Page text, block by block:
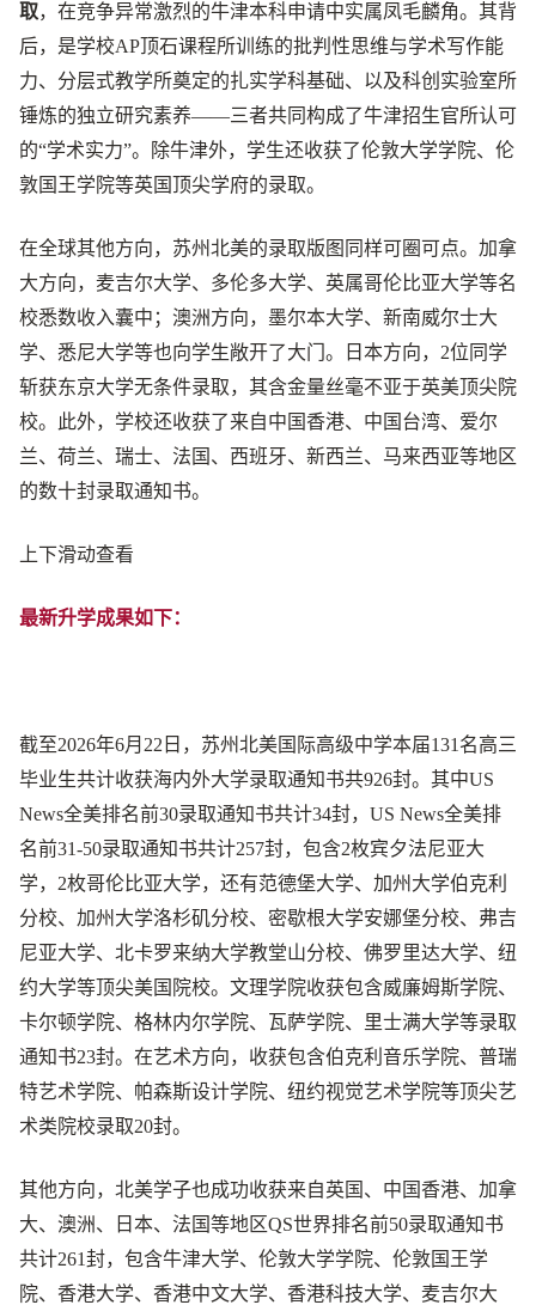
取，在竞争异常激烈的牛津本科申请中实属凤毛麟角。其背
后，是学校AP顶石课程所训练的批判性思维与学术写作能
力、分层式教学所奠定的扎实学科基础、以及科创实验室所
锤炼的独立研究素养——三者共同构成了牛津招生官所认可
的“学术实力”。除牛津外，学生还收获了伦敦大学学院、伦
敦国王学院等英国顶尖学府的录取。
在全球其他方向，苏州北美的录取版图同样可圈可点。加拿
大方向，麦吉尔大学、多伦多大学、英属哥伦比亚大学等名
校悉数收入囊中；澳洲方向，墨尔本大学、新南威尔士大
学、悉尼大学等也向学生敞开了大门。日本方向，2位同学
斩获东京大学无条件录取，其含金量丝毫不亚于英美顶尖院
校。此外，学校还收获了来自中国香港、中国台湾、爱尔
兰、荷兰、瑞士、法国、西班牙、新西兰、马来西亚等地区
的数十封录取通知书。
上下滑动查看
最新升学成果如下：
截至2026年6月22日，苏州北美国际高级中学本届131名高三
毕业生共计收获海内外大学录取通知书共926封。其中US
News全美排名前30录取通知书共计34封，US News全美排
名前31-50录取通知书共计257封，包含2枚宾夕法尼亚大
学，2枚哥伦比亚大学，还有范德堡大学、加州大学伯克利
分校、加州大学洛杉矶分校、密歇根大学安娜堡分校、弗吉
尼亚大学、北卡罗来纳大学教堂山分校、佛罗里达大学、纽
约大学等顶尖美国院校。文理学院收获包含威廉姆斯学院、
卡尔顿学院、格林内尔学院、瓦萨学院、里士满大学等录取
通知书23封。在艺术方向，收获包含伯克利音乐学院、普瑞
特艺术学院、帕森斯设计学院、纽约视觉艺术学院等顶尖艺
术类院校录取20封。
其他方向，北美学子也成功收获来自英国、中国香港、加拿
大、澳洲、日本、法国等地区QS世界排名前50录取通知书
共计261封，包含牛津大学、伦敦大学学院、伦敦国王学
院、香港大学、香港中文大学、香港科技大学、麦吉尔大